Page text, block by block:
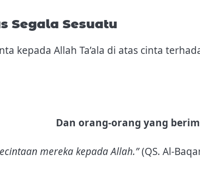
Segala Sesuatu
kepada Allah Ta’ala di atas cinta
Dan orang-orang yang
mereka kepada Allah.”(QS. Al-